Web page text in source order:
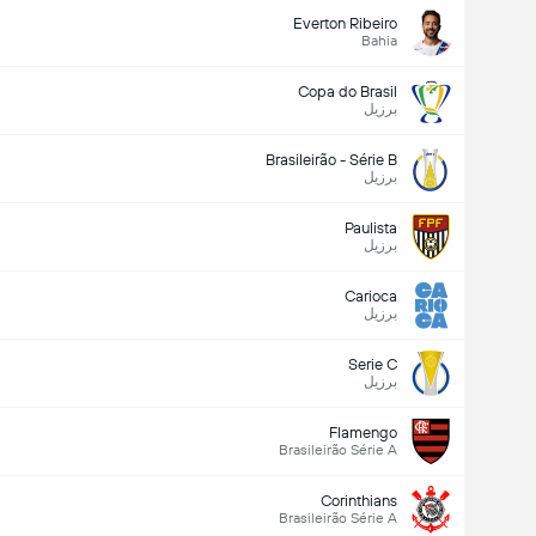
Everton Ribeiro
Bahia
Copa do Brasil
برزیل
Brasileirão - Série B
برزیل
Paulista
برزیل
Carioca
برزیل
Serie C
برزیل
Flamengo
Brasileirão Série A
Corinthians
Brasileirão Série A